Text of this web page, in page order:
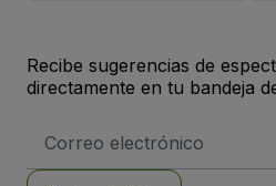
Recibe sugerencias de
directamente en tu bandeja
de